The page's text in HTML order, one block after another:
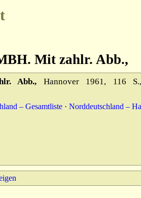
Mit zahlr. Abb.,
Abb., Hannover 1961, 116
– Gesamtliste · Norddeutschland –